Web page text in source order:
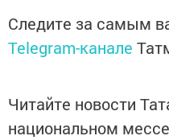
Следите за самым
Telegram-канале
Читайте новости
национальном